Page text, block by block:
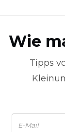
Wie
Tipps